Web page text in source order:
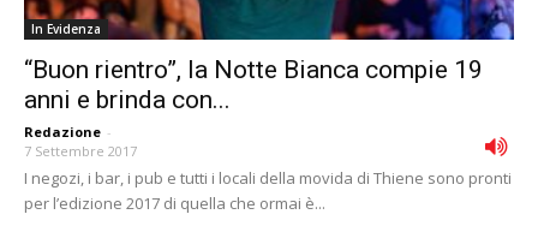
In Evidenza
“Buon rientro”, la Notte Bianca compie 19
anni e brinda con...
Redazione -
7 Settembre 2017
I negozi, i bar, i pub e tutti i locali della movida di Thiene sono pronti
per l’edizione 2017 di quella che ormai è...